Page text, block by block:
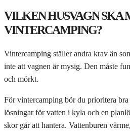
VILKEN HUSVAGN SKA
VINTERCAMPING?
Vintercamping ställer andra krav än
inte att vagnen är mysig. Den måste
och mörkt.
För vintercamping bör du prioritera
lösningar för vatten i kyla och en
skor går att hantera. Vattenburen